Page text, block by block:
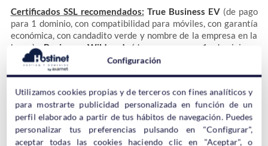
Certificados SSL recomendados: True Business EV(de pago
para 1 dominio, con compatibilidad para móviles, con garantía
económica, con candadito verde y nombre de la empresa en la
barra), Business Wildcard (de pago para 1 dominio y
subdominios ilimitados, con compatibilidad para móviles, con
garantía económica, con candadito verde y nombre de la
¿Wildcard?
Configuración
Utilizamos cookies propias y de terceros con fines analíticos y
para mostrarte publicidad personalizada en función de un
perfil elaborado a partir de tus hábitos de navegación. Puedes
personalizar tus preferencias pulsando en "Configurar",
aceptar todas las cookies haciendo clic en "Aceptar", o